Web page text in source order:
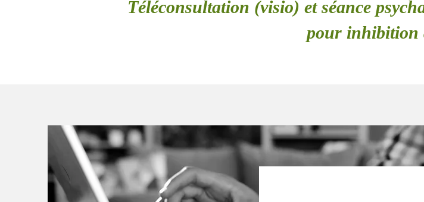
Téléconsultation (visio) et séance
pour inhibition